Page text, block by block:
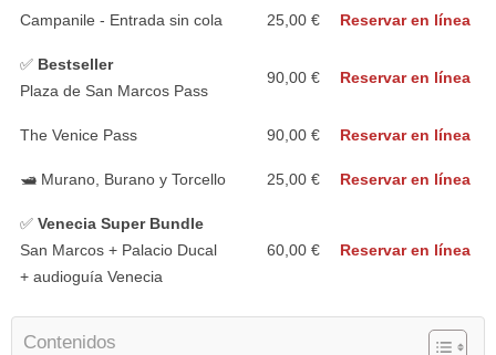
Campanile - Entrada sin cola 25,00 € Reservar en línea
✅ Bestseller
Plaza de San Marcos Pass
90,00 € Reservar en línea
The Venice Pass 90,00 € Reservar en línea
🛥️ Murano, Burano y Torcello 25,00 € Reservar en línea
✅ Venecia Super Bundle
San Marcos + Palacio Ducal
+ audioguía Venecia
60,00 € Reservar en línea
Contenidos